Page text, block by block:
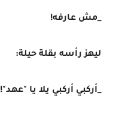
_مش عارفه!
ليهز رأسه بقلة حيلة:
_أركبي أركبي يلا يا "عهد"!